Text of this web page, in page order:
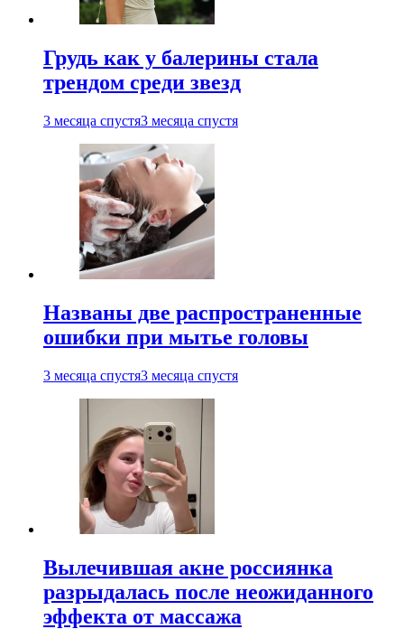
Грудь как у балерины стала
трендом среди звезд
3 месяца спустя3 месяца спустя
Названы две распространенные
ошибки при мытье головы
3 месяца спустя3 месяца спустя
Вылечившая акне россиянка
разрыдалась после неожиданного
эффекта от массажа